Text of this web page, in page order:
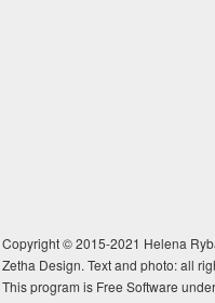
Copyright © 2015-2021 Helena
Zetha Design. Text and photo: all
This program is Free Software